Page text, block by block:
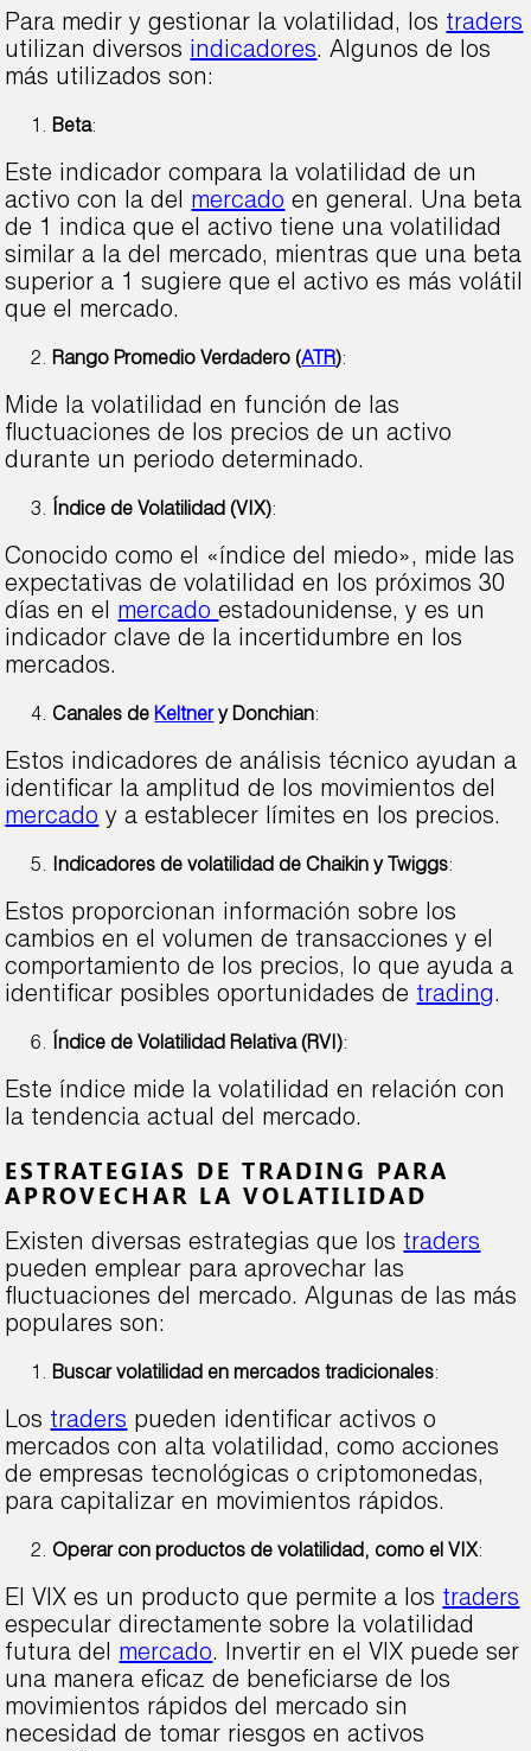
Para medir y gestionar la volatilidad, lostraders
utilizan diversosindicadores. Algunos de los
más utilizados son:
Beta:
Este indicador compara la volatilidad de un
activo con la delmercadoen general. Una beta
de 1 indica que el activo tiene una volatilidad
similar a la del mercado, mientras que una beta
superior a 1 sugiere que el activo es más volátil
que el mercado.
Rango Promedio Verdadero (ATR):
Mide la volatilidad en función de las
fluctuaciones de los precios de un activo
durante un periodo determinado.
Índice de Volatilidad (VIX):
Conocido como el «índice del miedo», mide las
expectativas de volatilidad en los próximos 30
días en elmercadoestadounidense, y es un
indicador clave de la incertidumbre en los
mercados.
Canales deKeltnery Donchian:
Estos indicadores de análisis técnico ayudan a
identificar la amplitud de los movimientos del
mercadoy a establecer límites en los precios.
Indicadores de volatilidad de Chaikin y Twiggs:
Estos proporcionan información sobre los
cambios en el volumen de transacciones y el
comportamiento de los precios, lo que ayuda a
identificar posibles oportunidades detrading.
Índice de Volatilidad Relativa (RVI):
Este índice mide la volatilidad en relación con
la tendencia actual del mercado.
ESTRATEGIAS DE TRADING PARA
APROVECHAR LA VOLATILIDAD
Existen diversas estrategias que lostraders
pueden emplear para aprovechar las
fluctuaciones del mercado. Algunas de las más
populares son:
Buscar volatilidad en mercados tradicionales:
Lostraderspueden identificar activos o
mercados con alta volatilidad, como acciones
de empresas tecnológicas o criptomonedas,
para capitalizar en movimientos rápidos.
Operar con productos de volatilidad, como el VIX:
El VIX es un producto que permite a lostraders
especular directamente sobre la volatilidad
futura delmercado. Invertir en el VIX puede ser
una manera eficaz de beneficiarse de los
movimientos rápidos del mercado sin
necesidad de tomar riesgos en activos